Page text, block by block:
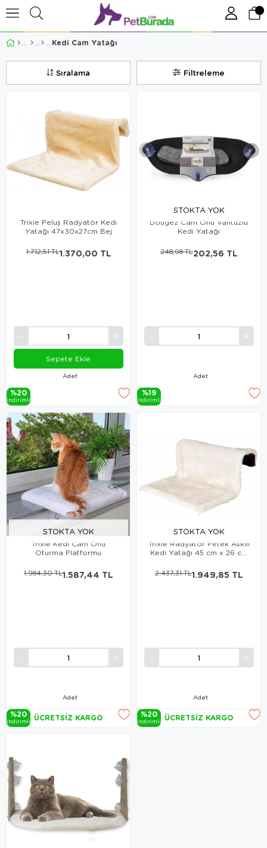
Kedi Cam Yatağı
Filtreleme
Sıralama
Trixie Peluş Radyatör Kedi
Yatağı 47x30x27cm Bej
Adet
1.370,00 TL
1.712,51 TL
Sepete Ekle
%20
i̇ndi̇ri̇mli̇
STOKTA YOK
Dougez Cam Önü Vantuzlu
Kedi Yatağı
Adet
202,56 TL
248,98 TL
%19
i̇ndi̇ri̇mli̇
STOKTA YOK
Trixie Kedi Cam Önü
Oturma Platformu
Adet
1.587,44 TL
1.984,30 TL
%20
i̇ndi̇ri̇mli̇ ÜCRETSIZ KARGO
STOKTA YOK
Trixie Radyatör Petek Askılı
Kedi Yatağı 45 cm x 26 cm
Adet
1.949,85 TL
2.437,31 TL
%20
i̇ndi̇ri̇mli̇ ÜCRETSIZ KARGO